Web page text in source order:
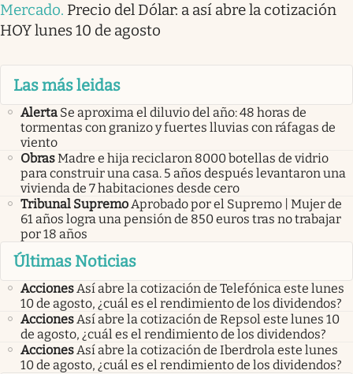
Mercado. Precio del Dólar: a así abre la cotización
HOY lunes 10 de agosto
Las más leidas
Alerta Se aproxima el diluvio del año: 48 horas de
tormentas con granizo y fuertes lluvias con ráfagas de
viento
ObrasMadre e hija reciclaron 8000 botellas de vidrio
para construir una casa. 5 años después levantaron una
vivienda de 7 habitaciones desde cero
Tribunal SupremoAprobado por el Supremo | Mujer de
61 años logra una pensión de 850 euros tras no trabajar
por 18 años
Últimas Noticias
AccionesAsí abre la cotización de Telefónica este lunes
10 de agosto, ¿cuál es el rendimiento de los dividendos?
AccionesAsí abre la cotización de Repsol este lunes 10
de agosto, ¿cuál es el rendimiento de los dividendos?
AccionesAsí abre la cotización de Iberdrola este lunes
10 de agosto, ¿cuál es el rendimiento de los dividendos?